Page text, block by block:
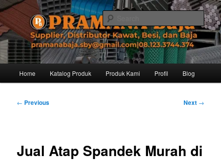
Skip
to
primary
contentPramana Baja Distributor Baja Besi
Kawat – 08.123.3744.374
Distributor dari Pabrik Besi Baja, Supplier Besi Baja, Jual besi beton. Info
dan Pemesanan hub. Ibu Rinanti 08.123.3744.374. Dgn harga yg kompetitif,
Amanah, dan pelayanan yg ramah, kami siap melayani segala kebutuhan
besi anda.
Home Katalog Produk Produk Kami Profil Blog
Post
← Previous Next →
Jual Atap Spandek Murah di